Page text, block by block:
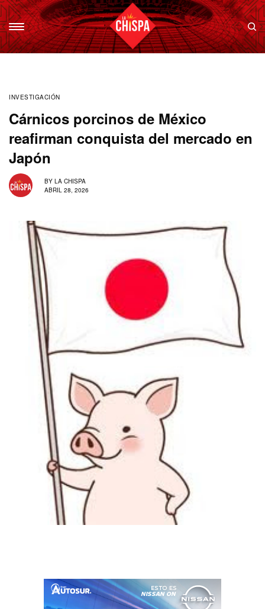
INVESTIGACIÓN
Cárnicos porcinos de México
reafirman conquista del mercado en
Japón
BY LA CHISPA
ABRIL 28, 2026